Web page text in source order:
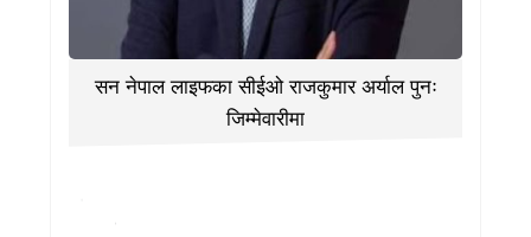
सन नेपाल लाइफका सीईओ राजकुमार अर्याल पुनः
जिम्मेवारीमा